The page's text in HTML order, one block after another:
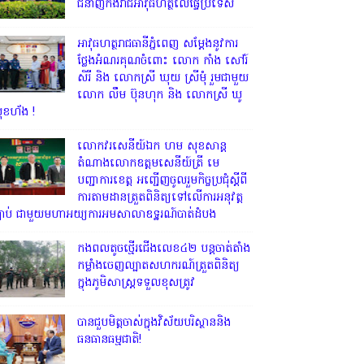
ជំនាញកងរាជអាវុធហត្ថលើផ្ទៃប្រទេស
អាវុធហត្ថរាជធានីភ្នំពេញ សម្តែងនូវការ
ថ្លែងអំណរគុណចំពោះ លោក កាំង សៅរ៍
សិរី និង លោកស្រី ឃុយ ស្រីមុំ រួមជាមួយ
លោក លឹម ប៊ុនហុក និង លោកស្រី ឃូ
ហ័ង !
លោក​វរសេនីយ៍ឯក​ ហម​ សុខសាន្ត
តំណាង​លោកឧត្តមសេនីយ៍ត្រី មេ
បញ្ជាការ​ខេត្ត អញ្ជេីញចូលរួមកិច្ចប្រជុំស្ដីពី
ការតាមដានត្រួតពិនិត្យទៅលេីការអនុវត្ត
ាប់​ ជាមួយមហាអយ្យការអមសាលាឧទ្ឋរណ៍បាត់ដំបង
កងពលតូចថ្មើរជើងលេខ៤២ បន្តចាត់តាំង
កម្លាំងចេញល្បាតសហករណ៍ត្រួតពិនិត្យ
ក្នុងភូមិសាស្រ្តទទួលខុសត្រូវ
បានជួបមិត្តចាស់ក្នុងវិស័យបរិស្ថាននិង
ធនធានធម្មជាតិ!